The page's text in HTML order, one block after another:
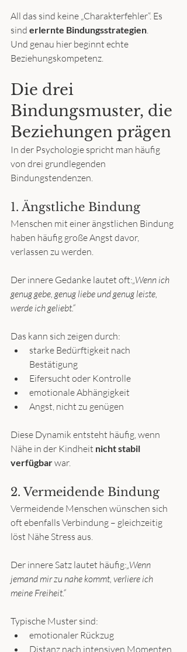
All das sind keine „Charakterfehler“. Es
sind erlernte Bindungsstrategien
Und genau hier beginnt echte
Beziehungskompetenz.
Die drei
Bindungsmuster, die
Beziehungen prägen
In der Psychologie spricht man häufig
von drei grundlegenden
Bindungstendenzen.
1. Ängstliche Bindung
Menschen mit einer ängstlichen Bindung
haben häufig große Angst davor,
verlassen zu werden.
Der innere Gedanke lautet oft:„Wenn ich
genug gebe, genug liebe und genug leiste,
werde ich geliebt.“
Das kann sich zeigen durch:
starke Bedürftigkeit nach
Bestätigung
Eifersucht oder Kontrolle
emotionale Abhängigkeit
Angst, nicht zu genügen
Diese Dynamik entsteht häufig, wenn
Nähe in der Kindheit nicht stabil
verfügbar war.
2. Vermeidende Bindung
Vermeidende Menschen wünschen sich
oft ebenfalls Verbindung – gleichzeitig
löst Nähe Stress aus.
Der innere Satz lautet häufig:„Wenn
jemand mir zu nahe kommt, verliere ich
meine Freiheit.“
Typische Muster sind:
emotionaler Rückzug
Distanz nach intensiven Momenten